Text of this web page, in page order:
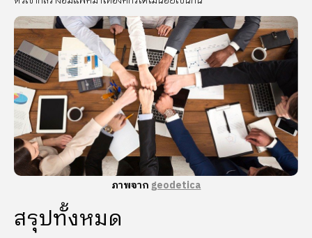
ภาพจากgeodetica
สรุปทั้งหมด